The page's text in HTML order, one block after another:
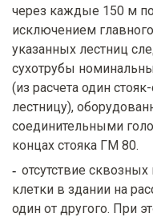
через каждые 150 м
исключением
указанных лестниц
сухотрубы
(из расчета один
лестницу),
соединительными
концах стояка ГМ 80.
отсутствие
клетки в здании на
один от другого. При